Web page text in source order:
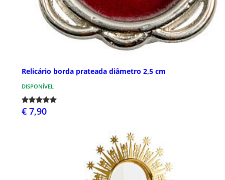
Relicário borda prateada diâmetro 2,5 cm
DISPONÍVEL
€ 7,90